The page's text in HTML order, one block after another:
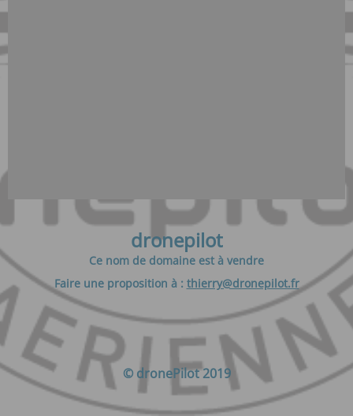
dronepilot
Ce nom de domaine est à vendre
Faire une proposition à : thierry@dronepilot.fr
© dronePilot 2019